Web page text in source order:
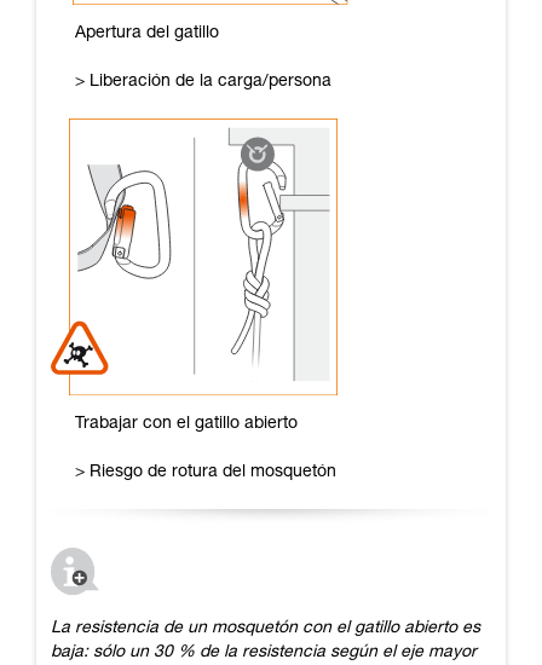
Apertura del gatillo
> Liberación de la carga/persona
Trabajar con el gatillo abierto
> Riesgo de rotura del mosquetón
La resistencia de un mosquetón con el gatillo abierto es
baja: sólo un 30 % de la resistencia según el eje mayor